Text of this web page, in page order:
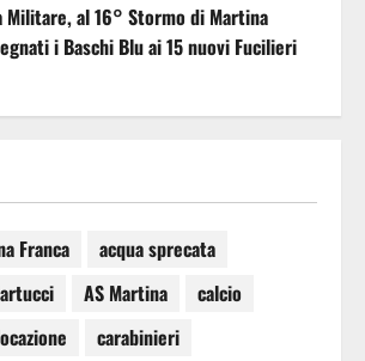
Militare, al 16° Stormo di Martina
i Baschi Blu ai 15 nuovi Fucilieri
Franca
acqua sprecata
AS Martina
calcio
carabinieri